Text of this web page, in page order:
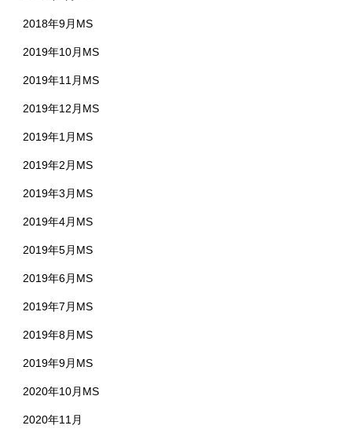
2018年9月MS
2019年10月MS
2019年11月MS
2019年12月MS
2019年1月MS
2019年2月MS
2019年3月MS
2019年4月MS
2019年5月MS
2019年6月MS
2019年7月MS
2019年8月MS
2019年9月MS
2020年10月MS
2020年11月